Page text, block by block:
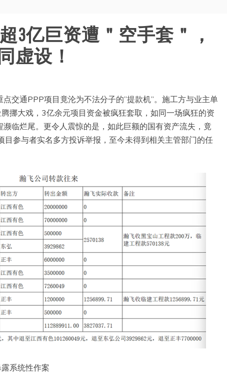
超3亿巨资遭＂空手套＂，
虚设！
交通PPP项目竟沦为不法分子的”提款机”。施工方与业主单
挪大戏，3亿余元项目资金被疯狂套取，如同一场疯狂的资
临烂尾。更令人震惊的是，如此巨额的国有资产流失，竟
目参与者实名多方投诉举报，至今未得到相关主管部门的任
系统性作案